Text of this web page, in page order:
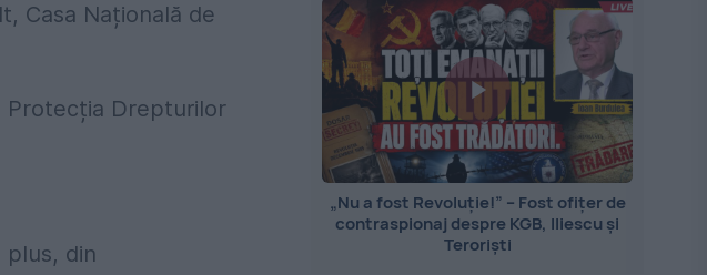
Casa Națională de
Protecția Drepturilor
plus, din
„Nu a fost Revoluție!” – Fost ofițer de
contraspionaj despre KGB, Iliescu și
Teroriști